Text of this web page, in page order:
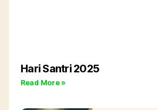
Hari Santri 2025
Read More »